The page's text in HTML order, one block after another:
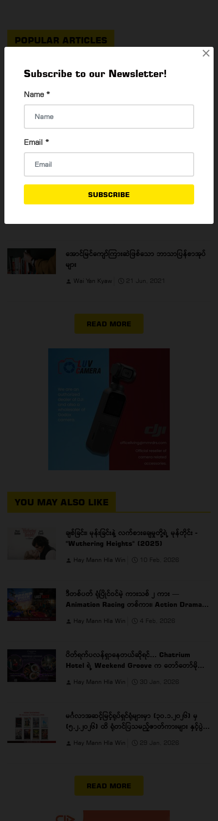
×
Subscribe to our Newsletter!
Name *
Email *
SUBSCRIBE
POPULAR ARTICLES
ရုပ်ရှင်ချစ်သူတွေမဖြစ်မနေသိထားရမယ့် Telegram
နာမည်ကျော် လူကြိုက်များတဲ့ စာရေးဆရာ ရွှေဥဒေါင်း
ရဲ့ အဖိုးတန်စာအုပ်များ
အောင်မြင်ကျော်ကြားဆဲဖြစ်သော ဘာသာပြန်စာအုပ်
များ
Wai Yan Kyaw 21 Jun, 2021
READ MORE
YOU MAY ALSO LIKE
ချစ်ခြင်း၊ မုန်းခြင်းနဲ့ လက်စားချေမှုတို့ရဲ့ မုန်တိုင်း -
"Wuthering Heights" (2025)
Hay Mann Hla Win 10 Feb, 2026
ဒီတစ်ပတ် ရုံပြိုင်ဝင်မဲ့ ကားသစ် ၂ ကား —
Animation Racing တစ်ကား၊ Action Drama
Hay Mann Hla Win 4 Feb, 2026
ပိတ်ရက်ပလန်ရှာနေတယ်ဆိုရင်… Chatrium
Hotel ရဲ့ Weekend Groove က တော်တော်မိုက်ပါ
Hay Mann Hla Win 30 Jan, 2026
မင်္ဂလာအဆင့်မြင့်ရုပ်ရှင်ရုံများမှာ (၃၀.၁.၂၀၂၆) မှ
(၅.၂.၂၀၂၆) ထိ ရုံတင်ပြသမည့်ဇာတ်ကားများ နှင့်ပွဲ
Hay Mann Hla Win 29 Jan, 2026
READ MORE